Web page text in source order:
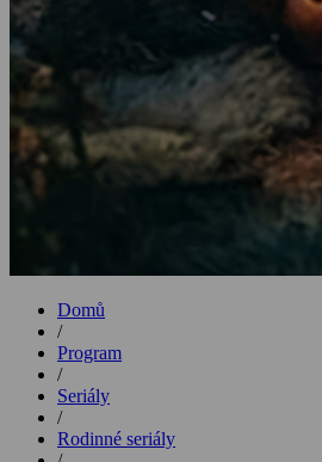
Domů
/
Program
/
Seriály
/
Rodinné seriály